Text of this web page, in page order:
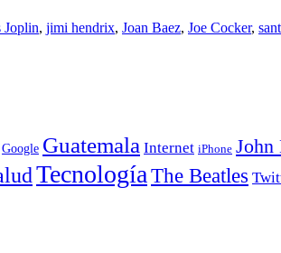
Joplin, jimi hendrix, Joan Baez, Joe Cocker,
Google Guatemala Internet iPhone John
TecnologíaThe Beatles